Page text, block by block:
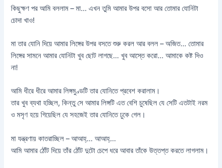
কিছুক্ষণ পর আমি বললাম – মা… এখন তুমি আমার উপর বসো আর তোমার যোনিটা
চোদা খাও!
মা তার যোনি দিয়ে আমার লিঙ্গের উপর বসতে শুরু করল আর বলল – অজিত… তোমার
লিঙ্গের সামনে আমার যোনিটা খুব ছোট লাগছে… খুব আস্তে করো… আমাকে কষ্ট দিও
না!
আমি ধীরে ধীরে আমার লিঙ্গমুণ্ডটি তার যোনিতে প্রবেশ করালাম।
তার খুব ব্যথা হচ্ছিল, কিন্তু সে আমার লিঙ্গটি এত বেশি চুষেছিল যে সেটি এতটাই নরম
ও মসৃণ হয়ে গিয়েছিল যে সহজেই তার যোনিতে ঢুকে গেল।
মা যন্ত্রণায় কাতরাচ্ছিল – আআহ্‌… আআহ্‌…
আমি আমার ঠোঁট দিয়ে তাঁর ঠোঁট দুটো চেপে ধরে আবার তাঁকে উত্তপ্ত করতে লাগলাম।